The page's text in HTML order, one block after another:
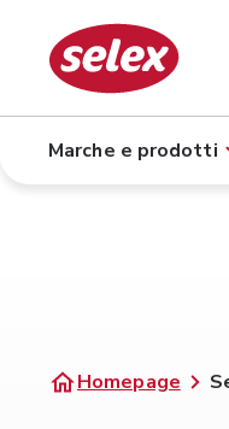
Marche e prodotti
Homepage